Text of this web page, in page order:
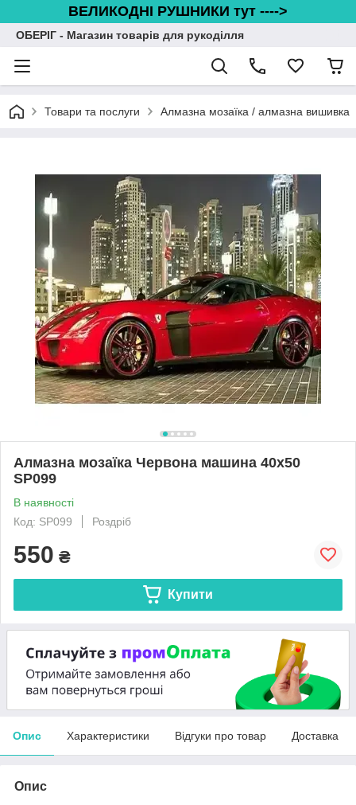
ВЕЛИКОДНІ РУШНИКИ тут ---->
ОБЕРІГ - Магазин товарів для рукоділля
Товари та послуги Алмазна мозаїка / алмазна вишивка
Алмазна мозаїка Червона машина 40х50
SP099
В наявності
Код: SP099
Роздріб
550 ₴
Купити
Опис Характеристики Відгуки про товар Доставка
Опис